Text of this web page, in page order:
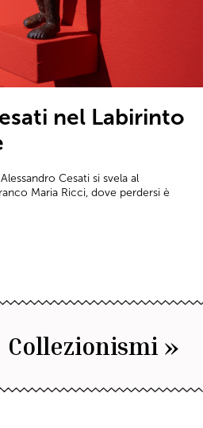
nel Labirinto
Cesati si svela al
Maria Ricci, dove perdersi è
Collezionismi »